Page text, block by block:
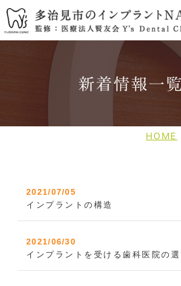
新着情報一覧
HOME
2021/07/05
インプラントの構造
2021/06/30
インプラントを受ける歯科医院の